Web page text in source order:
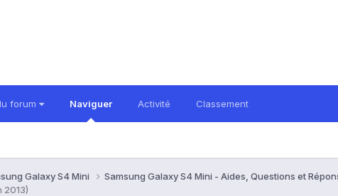
forum Naviguer Activité Classement
Galaxy S4 Mini
Samsung Galaxy S4 Mini - Aides, Questions et
2013)